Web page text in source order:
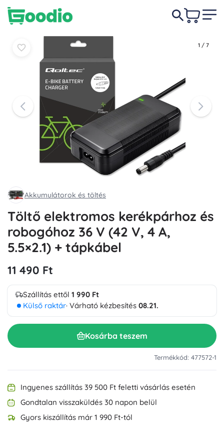
1 / 7
Akkumulátorok és töltés
Töltő elektromos kerékpárhoz és
robogóhoz 36 V (42 V, 4 A,
5.5×2.1) + tápkábel
11 490 Ft
Szállítás ettől 1 990 Ft
Külső raktár· Várható kézbesítés 08.21.
Kosárba teszem
Termékkód: 477572-1
Ingyenes szállítás 39 500 Ft feletti vásárlás esetén
Gondtalan visszaküldés 30 napon belül
Gyors kiszállítás már 1 990 Ft-tól
11 490 Ft Kosárba